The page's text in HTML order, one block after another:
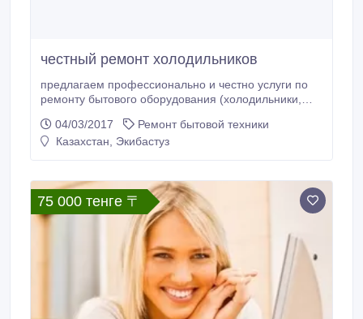
честный ремонт холодильников
предлагаем профессионально и честно услуги по
ремонту бытового оборудования (холодильники,
обслуживание торгово-технологического
оборудования (холодильное, механическое,
автокондиционеры.
04/03/2017
Ремонт бытовой техники
Казахстан, Экибастуз
75 000 тенге 〒